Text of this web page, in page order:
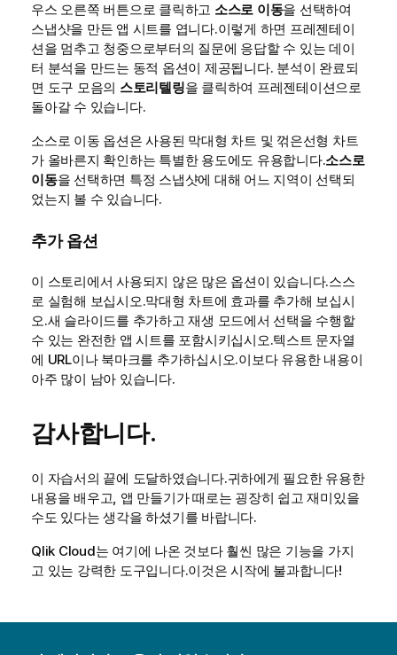
우스 오른쪽 버튼으로 클릭하고 소스로 이동을 선택하여
스냅샷을 만든 앱 시트를 엽니다.이렇게 하면 프레젠테이
션을 멈추고 청중으로부터의 질문에 응답할 수 있는 데이
터 분석을 만드는 동적 옵션이 제공됩니다. 분석이 완료되
면 도구 모음의 스토리텔링을 클릭하여 프레젠테이션으로
돌아갈 수 있습니다.
소스로 이동 옵션은 사용된 막대형 차트 및 꺾은선형 차트
가 올바른지 확인하는 특별한 용도에도 유용합니다.소스로
이동을 선택하면 특정 스냅샷에 대해 어느 지역이 선택되
었는지 볼 수 있습니다.
추가 옵션
이 스토리에서 사용되지 않은 많은 옵션이 있습니다.스스
로 실험해 보십시오.막대형 차트에 효과를 추가해 보십시
오.새 슬라이드를 추가하고 재생 모드에서 선택을 수행할
수 있는 완전한 앱 시트를 포함시키십시오.텍스트 문자열
에 URL이나 북마크를 추가하십시오.이보다 유용한 내용이
아주 많이 남아 있습니다.
감사합니다.
이 자습서의 끝에 도달하였습니다.귀하에게 필요한 유용한
내용을 배우고, 앱 만들기가 때로는 굉장히 쉽고 재미있을
수도 있다는 생각을 하셨기를 바랍니다.
Qlik Cloud는 여기에 나온 것보다 훨씬 많은 기능을 가지
고 있는 강력한 도구입니다.이것은 시작에 불과합니다!